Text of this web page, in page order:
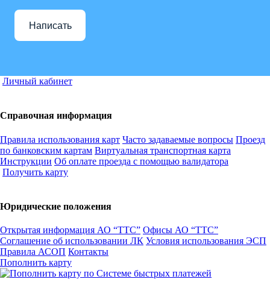
Написать
Личный кабинет
Справочная информация
Правила использования карт Часто задаваемые вопросы Проезд
по банковским картам Виртуальная транспортная карта
Инструкции Об оплате проезда с помощью валидатора
Получить карту
Юридические положения
Открытая информация АО “ТТС” Офисы АО “ТТС”
Соглашение об использовании ЛК Условия использования ЭСП
Правила АСОП Контакты
Пополнить карту